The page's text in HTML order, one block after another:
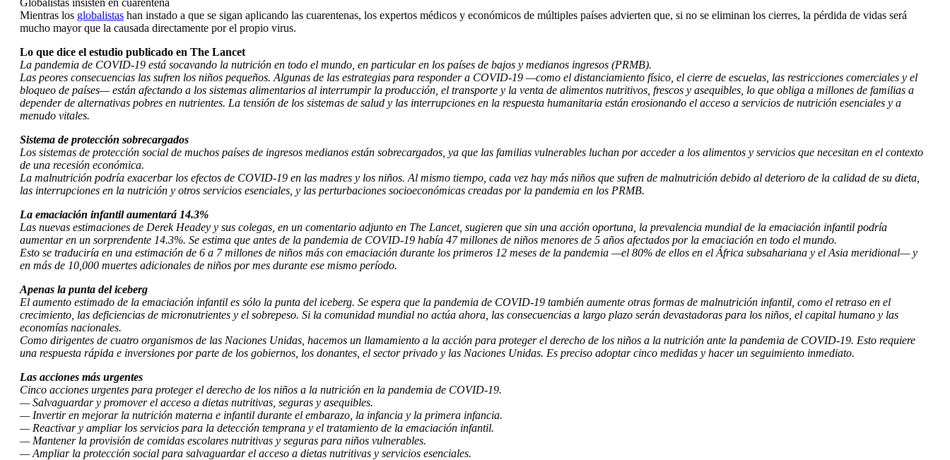
Mientras los globalistas han instado a que se sigan aplicando las cuarentenas, los expertos médicos y económicos de múltiples países advierten que, si no se eliminan los cierres, la pérdida de vidas será
mucho mayor que la causada directamente por el propio virus.
Lo que dice el estudio publicado en The Lancet
La pandemia de COVID-19 está socavando la nutrición en todo el mundo, en particular en los países de bajos y medianos ingresos (PRMB).
Las peores consecuencias las sufren los niños pequeños. Algunas de las estrategias para responder a COVID-19 —como el distanciamiento físico, el cierre de escuelas, las restricciones comerciales y el
bloqueo de países— están afectando a los sistemas alimentarios al interrumpir la producción, el transporte y la venta de alimentos nutritivos, frescos y asequibles, lo que obliga a millones de familias a
depender de alternativas pobres en nutrientes. La tensión de los sistemas de salud y las interrupciones en la respuesta humanitaria están erosionando el acceso a servicios de nutrición esenciales y a
menudo vitales.
Sistema de protección sobrecargados
Los sistemas de protección social de muchos países de ingresos medianos están sobrecargados, ya que las familias vulnerables luchan por acceder a los alimentos y servicios que necesitan en el contexto
de una recesión económica.
La malnutrición podría exacerbar los efectos de COVID-19 en las madres y los niños. Al mismo tiempo, cada vez hay más niños que sufren de malnutrición debido al deterioro de la calidad de su dieta,
las interrupciones en la nutrición y otros servicios esenciales, y las perturbaciones socioeconómicas creadas por la pandemia en los PRMB.
La emaciación infantil aumentará 14.3%
Las nuevas estimaciones de Derek Headey y sus colegas, en un comentario adjunto en The Lancet, sugieren que sin una acción oportuna, la prevalencia mundial de la emaciación infantil podría
aumentar en un sorprendente 14.3%. Se estima que antes de la pandemia de COVID-19 había 47 millones de niños menores de 5 años afectados por la emaciación en todo el mundo.
Esto se traduciría en una estimación de 6 a 7 millones de niños más con emaciación durante los primeros 12 meses de la pandemia —el 80% de ellos en el África subsahariana y el Asia meridional— y
en más de 10,000 muertes adicionales de niños por mes durante ese mismo período.
Apenas la punta del iceberg
El aumento estimado de la emaciación infantil es sólo la punta del iceberg. Se espera que la pandemia de COVID-19 también aumente otras formas de malnutrición infantil, como el retraso en el
crecimiento, las deficiencias de micronutrientes y el sobrepeso. Si la comunidad mundial no actúa ahora, las consecuencias a largo plazo serán devastadoras para los niños, el capital humano y las
economías nacionales.
Como dirigentes de cuatro organismos de las Naciones Unidas, hacemos un llamamiento a la acción para proteger el derecho de los niños a la nutrición ante la pandemia de COVID-19. Esto requiere
una respuesta rápida e inversiones por parte de los gobiernos, los donantes, el sector privado y las Naciones Unidas. Es preciso adoptar cinco medidas y hacer un seguimiento inmediato.
Las acciones más urgentes
Cinco acciones urgentes para proteger el derecho de los niños a la nutrición en la pandemia de COVID-19.
— Salvaguardar y promover el acceso a dietas nutritivas, seguras y asequibles.
— Invertir en mejorar la nutrición materna e infantil durante el embarazo, la infancia y la primera infancia.
— Reactivar y ampliar los servicios para la detección temprana y el tratamiento de la emaciación infantil.
— Mantener la provisión de comidas escolares nutritivas y seguras para niños vulnerables.
— Ampliar la protección social para salvaguardar el acceso a dietas nutritivas y servicios esenciales.